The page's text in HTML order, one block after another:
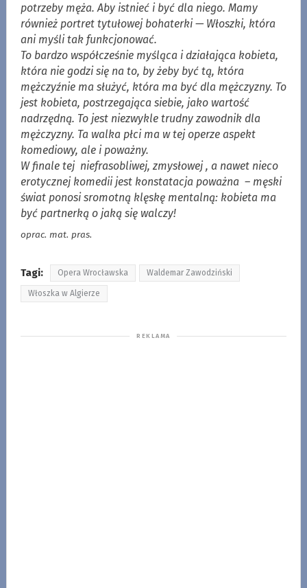
potrzeby męża. Aby istnieć i być dla niego. Mamy
również portret tytułowej bohaterki — Włoszki, która
ani myśli tak funkcjonować.
To bardzo współcześnie myśląca i działająca kobieta,
która nie godzi się na to, by żeby być tą, która
mężczyźnie ma służyć, która ma być dla mężczyzny. To
jest kobieta, postrzegająca siebie, jako wartość
nadrzędną. To jest niezwykle trudny zawodnik dla
mężczyzny. Ta walka płci ma w tej operze aspekt
komediowy, ale i poważny.
W finale tej niefrasobliwej, zmysłowej , a nawet nieco
erotycznej komedii jest konstatacja poważna – męski
świat ponosi sromotną klęskę mentalną: kobieta ma
być partnerką o jaką się walczy!
oprac. mat. pras.
Tagi: Opera Wrocławska Waldemar Zawodziński
Włoszka w Algierze